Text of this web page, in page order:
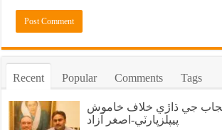
Recent Popular Comments Tags
جي ڌاڙي خلاف خاموش
پيپلزپارٽي-اصغر آزاد